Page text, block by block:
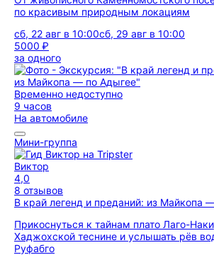
по красивым природным локациям
сб, 22 авг в 10:00сб, 29 авг в 10:00
5000 ₽
за одного
Временно недоступно
9 часов
На автомобиле
Мини-группа
Виктор
4,0
8 отзывов
В край легенд и преданий: из Майкопа
Прикоснуться к тайнам плато Лаго-
Хаджохской теснине и услышать рёв
Руфабго